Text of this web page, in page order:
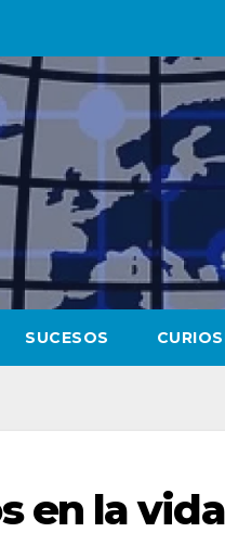
SUCESOS
en la